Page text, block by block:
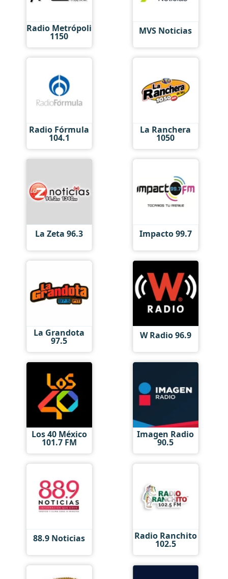
Radio Metrópoli
1150 MVS Noticias
Radio Fórmula
104.1
La Ranchera
1050
La Zeta 96.3 Impacto 99.7
La Grandota
97.5 W Radio 96.9
Los 40 México
101.7 FM
Imagen Radio
90.5
88.9 Noticias Radio Ranchito
102.5